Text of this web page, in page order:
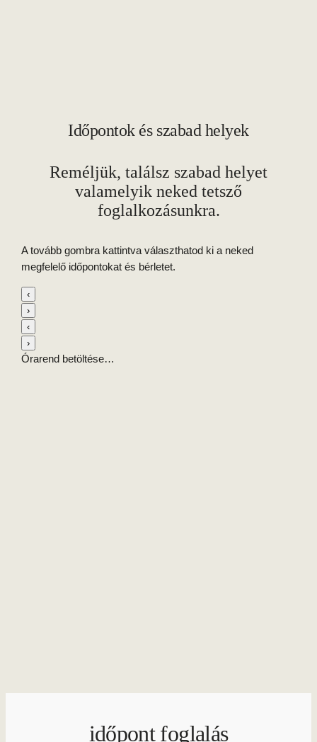
Időpontok és szabad helyek
Reméljük, találsz szabad helyet
valamelyik neked tetsző
foglalkozásunkra.
A tovább gombra kattintva választhatod ki a neked
megfelelő időpontokat és bérletet.
‹
›
‹
›
Órarend betöltése…
időpont foglalás